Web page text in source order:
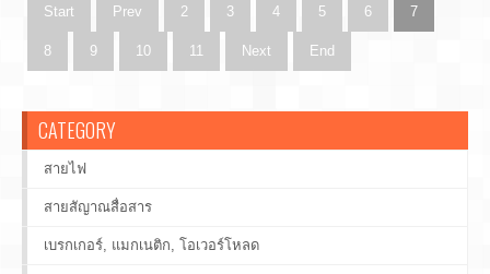
Start Prev 2 3 4 5 6 7
8 9 10 11 Next End
CATEGORY
สายไฟ
สายสัญาณสื่อสาร
เบรกเกอร์, แมกเนติก, โอเวอร์โหลด